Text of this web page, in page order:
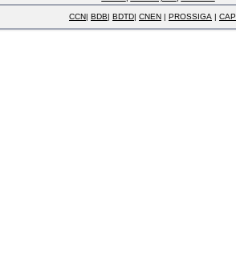
CCN| BDB| BDTD| CNEN | PROSSIGA |